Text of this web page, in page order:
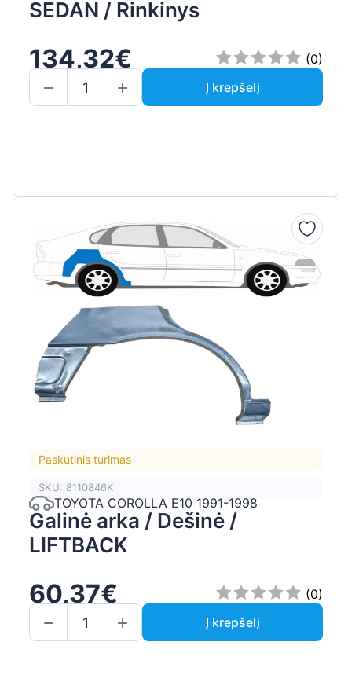
SEDAN / Rinkinys
134,32€
(0)
Į krepšelį
Paskutinis turimas
SKU: 8110846K
TOYOTA COROLLA E10 1991-1998
Galinė arka / Dešinė /
LIFTBACK
60,37€
(0)
Į krepšelį